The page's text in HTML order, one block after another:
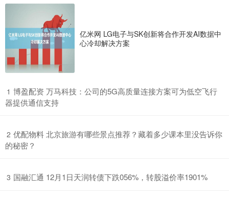
亿米网 LG电子与SK创新将合作开发AI数据中
心冷却解决方案
1 ​博盈配资 万马科技：公司的5G高质量连接方案可为低空飞行
器提供通信支持
2 ​优配物料 北京旅游有哪些景点推荐？藏着多少课本里没告诉你
的秘密？
3 ​国融汇通 12月1日天润转债下跌056%，转股溢价率1901%